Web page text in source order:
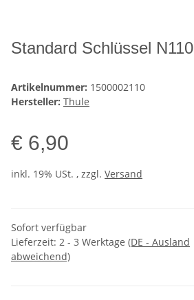
Standard Schlüssel N110
Artikelnummer: 1500002110
Hersteller: Thule
€ 6,90
inkl. 19% USt. , zzgl. Versand
Sofort verfügbar
Lieferzeit: 2 - 3 Werktage (DE - Ausland
abweichend)